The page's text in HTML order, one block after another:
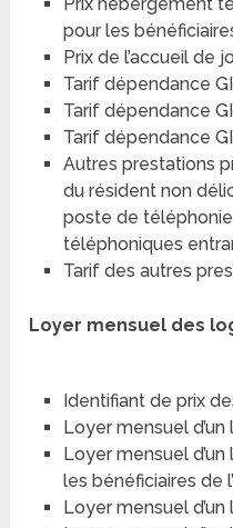
pour les
Prix de l’accueil de
Tarif dépendance
Tarif dépendance
Tarif dépendance
Autres prestations
du résident non
poste de
téléphoniques
Tarif des autres
Loyer mensuel des
Identifiant de prix
Loyer mensuel
Loyer mensuel
les bénéficiaires de
Loyer mensuel